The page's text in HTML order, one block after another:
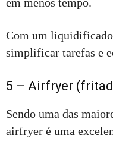
Com um
simplificar tarefas e
5 – Airfryer
Sendo uma das
airfryer é uma